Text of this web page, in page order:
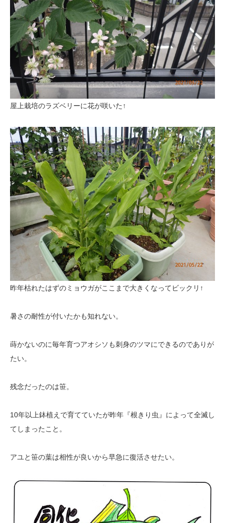
屋上栽培のラズベリーに花が咲いた↑
昨年枯れたはずのミョウガがここまで大きくなってビックリ↑
暑さの耐性が付いたかも知れない。
蒔かないのに毎年育つアオシソも刺身のツマにできるのでありが
たい。
残念だったのは笹。
10年以上鉢植えで育てていたが昨年『根きり虫』によって全滅し
てしまったこと。
アユと笹の葉は相性が良いから早急に復活させたい。